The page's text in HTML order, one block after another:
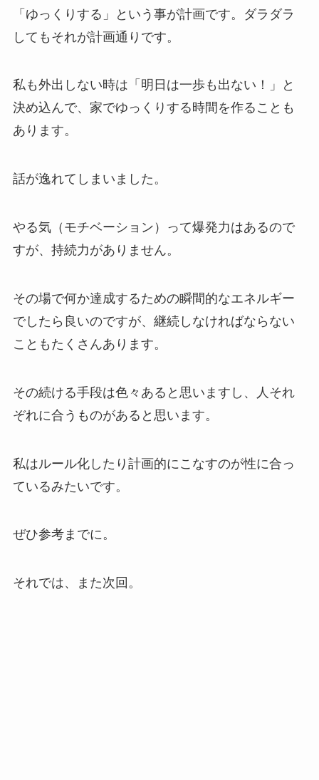
「ゆっくりする」という事が計画です。ダラダラ
してもそれが計画通りです。
私も外出しない時は「明日は一歩も出ない！」と
決め込んで、家でゆっくりする時間を作ることも
あります。
話が逸れてしまいました。
やる気（モチベーション）って爆発力はあるので
すが、持続力がありません。
その場で何か達成するための瞬間的なエネルギー
でしたら良いのですが、継続しなければならない
こともたくさんあります。
その続ける手段は色々あると思いますし、人それ
ぞれに合うものがあると思います。
私はルール化したり計画的にこなすのが性に合っ
ているみたいです。
ぜひ参考までに。
それでは、また次回。